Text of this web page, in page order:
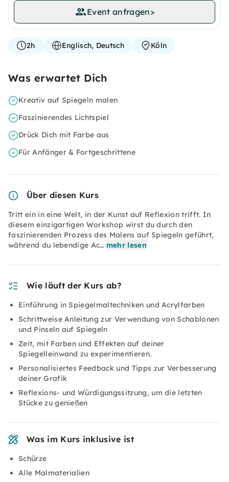
Event anfragen>
2h Englisch, Deutsch Köln
Was erwartet Dich
Kreativ auf Spiegeln malen
Faszinierendes Lichtspiel
Drück Dich mit Farbe aus
Für Anfänger & Fortgeschrittene
Über diesen Kurs
Tritt ein in eine Welt, in der Kunst auf Reflexion trifft. In
diesem einzigartigen Workshop wirst du durch den
faszinierenden Prozess des Malens auf Spiegeln geführt,
während du lebendige Ac… mehr lesen
Wie läuft der Kurs ab?
Einführung in Spiegelmaltechniken und Acrylfarben
Schrittweise Anleitung zur Verwendung von Schablonen
und Pinseln auf Spiegeln
Zeit, mit Farben und Effekten auf deiner
Spiegelleinwand zu experimentieren.
Personalisiertes Feedback und Tipps zur Verbesserung
deiner Grafik
Reflexions- und Würdigungssitzung, um die letzten
Stücke zu genießen
Was im Kurs inklusive ist
Schürze
Alle Malmaterialien